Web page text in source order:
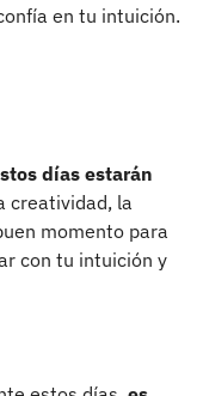
en tu intuición.
días estarán
creatividad, la
momento para
con tu intuición y